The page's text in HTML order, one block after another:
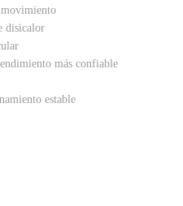
disicalor
más confiable
estable